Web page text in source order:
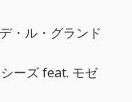
・ル・グランド
ーズ feat. モゼ